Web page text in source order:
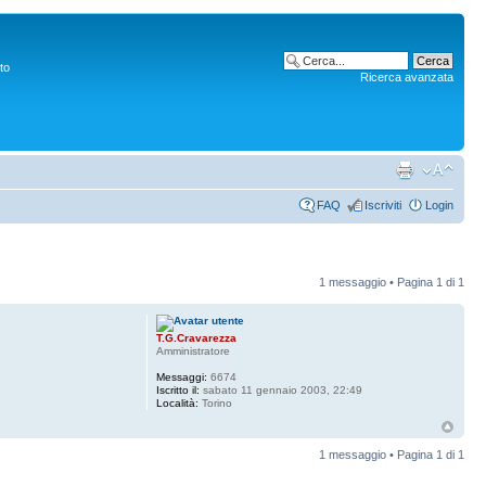
Ricerca avanzata
FAQ Iscriviti Login
1 messaggio • Pagina 1 di 1
T.G.Cravarezza
Amministratore
Messaggi: 6674
Iscritto il: sabato 11 gennaio 2003, 22:49
Località: Torino
1 messaggio • Pagina 1 di 1